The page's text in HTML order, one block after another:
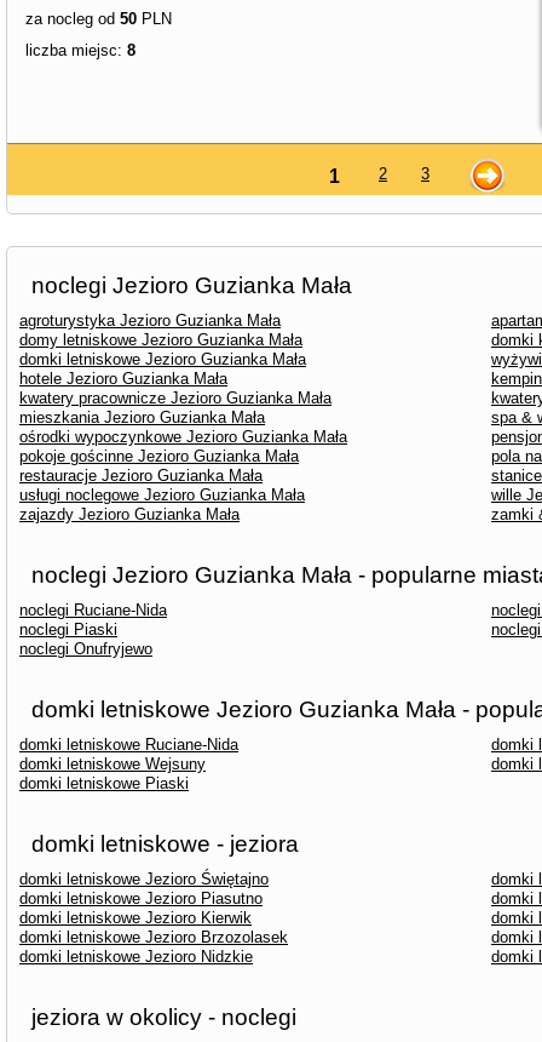
za nocleg od 50 PLN
liczba miejsc: 8
1 2 3
noclegi Jezioro Guzianka Mała
agroturystyka Jezioro Guzianka Mała
domy letniskowe Jezioro Guzianka Mała
domki
domki letniskowe Jezioro Guzianka Mała
hotele Jezioro Guzianka Mała
kwatery pracownicze Jezioro Guzianka Mała
mieszkania Jezioro Guzianka Mała
spa &
ośrodki wypoczynkowe Jezioro Guzianka Mała
pokoje gościnne Jezioro Guzianka Mała
pola
restauracje Jezioro Guzianka Mała
usługi noclegowe Jezioro Guzianka Mała
wille
zajazdy Jezioro Guzianka Mała
zamki
noclegi Jezioro Guzianka Mała - popularne
noclegi Ruciane-Nida
noclegi Piaski
noclegi Onufryjewo
domki letniskowe Jezioro Guzianka Mała -
domki letniskowe Ruciane-Nida
domki
domki letniskowe Wejsuny
domki
domki letniskowe Piaski
domki letniskowe - jeziora
domki letniskowe Jezioro Świętajno
domki
domki letniskowe Jezioro Piasutno
domki
domki letniskowe Jezioro Kierwik
domki
domki letniskowe Jezioro Brzozolasek
domki
domki letniskowe Jezioro Nidzkie
domki
jeziora w okolicy - noclegi